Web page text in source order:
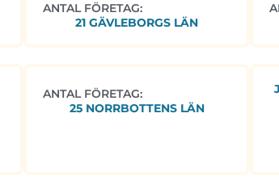
ANTAL FÖRETAG:
21 GÄVLEBORGS LÄN
ANTAL FÖRETAG:
25 NORRBOTTENS LÄN